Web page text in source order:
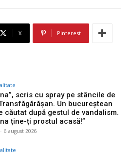
X Pinterest
scris cu spray pe stâncile de
Un bucureștean
căutat după gestul de vandalism.
ţine-ţi prostul acasă!”
- 6 august 2026